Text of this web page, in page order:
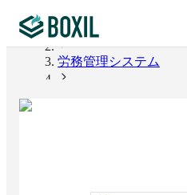
カテゴリから探す
BOXIL
労務管理システム